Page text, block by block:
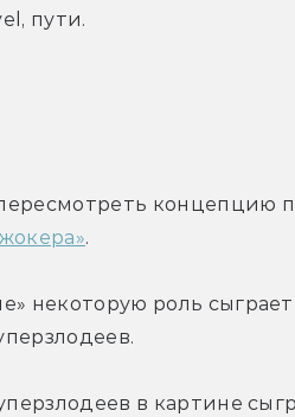
пути.
концепцию
.
некоторую роль
в картине